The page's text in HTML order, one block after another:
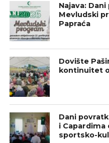
Najava:
Mevludski
Papraća
Dovište
kontinuitet
Dani
i
sportsko-